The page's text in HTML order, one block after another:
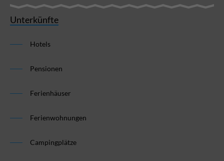
Unterkünfte
Hotels
Pensionen
Ferienhäuser
Ferienwohnungen
Campingplätze